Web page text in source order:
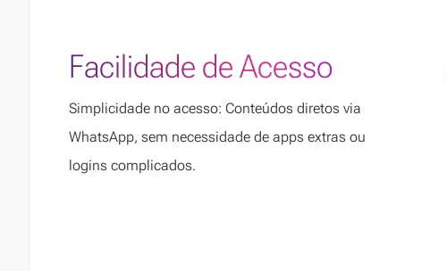
Facilidade de Acesso
Simplicidade no acesso: Conteúdos diretos via
WhatsApp, sem necessidade de apps extras ou
logins complicados.